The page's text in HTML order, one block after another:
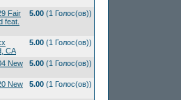
Fair
feat.
5.00 (1 Голос(ов))
CA
5.00 (1 Голос(ов))
New
5.00 (1 Голос(ов))
New
5.00 (1 Голос(ов))